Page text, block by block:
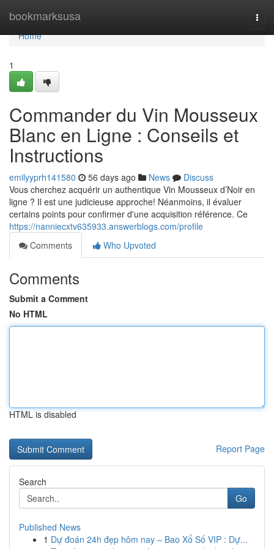
bookmarksusa
Home
Home
1
Commander du Vin Mousseux
Blanc en Ligne : Conseils et
Instructions
emilyyprh141580 56 days ago News
Discuss
Vous cherchez acquérir un authentique Vin Mousseux d’Noir en
ligne ? Il est une judicieuse approche! Néanmoins, il évaluer
certains points pour confirmer d'une acquisition référence. Ce
https://nanniecxtv635933.answerblogs.com/profile
Comments
Who Upvoted
Comments
Submit a Comment
No HTML
HTML is disabled
Report Page
Search
Go
Published News
1 Dự đoán 24h đẹp hôm nay – Bao Xổ Số VIP : Dự...